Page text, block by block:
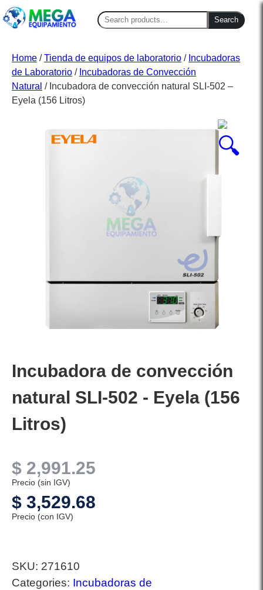
Search
for:
Search
Home /Tienda de equipos de laboratorio / Incubadoras
de Laboratorio / Incubadoras de Convección
Natural / Incubadora de convección natural SLI-502 –
Eyela (156 Litros)
Incubadora de convección
natural SLI-502 - Eyela (156
Litros)
$ 2,991.25
Precio (sin IGV)
$ 3,529.68
Precio (con IGV)
SKU: 271610
Categories: Incubadoras de